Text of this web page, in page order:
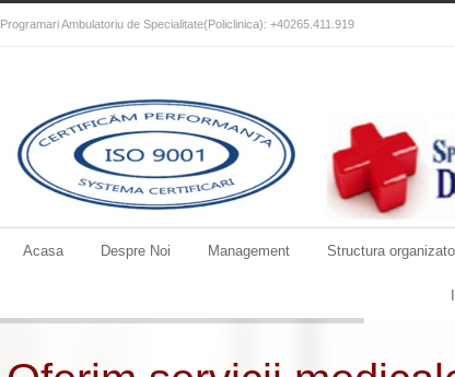
Programari Ambulatoriu de Specialitate(Policlinica): +40265.411.919
Acasa Despre Noi Management Structura